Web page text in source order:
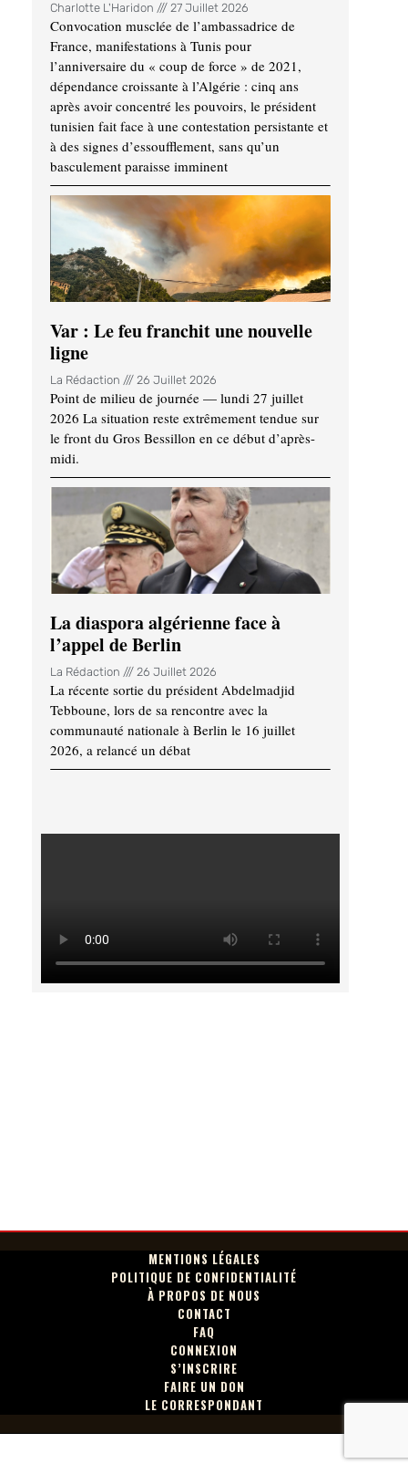
Charlotte L'Haridon 27 Juillet 2026
Convocation musclée de l’ambassadrice de
France, manifestations à Tunis pour
l’anniversaire du « coup de force » de 2021,
dépendance croissante à l’Algérie : cinq ans
après avoir concentré les pouvoirs, le président
tunisien fait face à une contestation persistante et
à des signes d’essoufflement, sans qu’un
basculement paraisse imminent
Var : Le feu franchit une nouvelle
ligne
La Rédaction 26 Juillet 2026
Point de milieu de journée — lundi 27 juillet
2026 La situation reste extrêmement tendue sur
le front du Gros Bessillon en ce début d’après-
midi.
La diaspora algérienne face à
l’appel de Berlin
La Rédaction 26 Juillet 2026
La récente sortie du président Abdelmadjid
Tebboune, lors de sa rencontre avec la
communauté nationale à Berlin le 16 juillet
2026, a relancé un débat
MENTIONS LÉGALES
POLITIQUE DE CONFIDENTIALITÉ
À PROPOS DE NOUS
CONTACT
FAQ
CONNEXION
S’INSCRIRE
FAIRE UN DON
LE CORRESPONDANT